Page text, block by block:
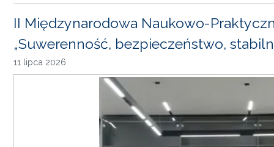
II Międzynarodowa Naukowo-
„Suwerenność, bezpieczeństwo,
11 lipca 2026